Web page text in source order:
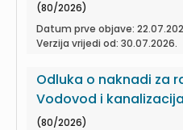
(80/2026)
Datum prve objave:
Verzija vrijedi od: 30.07.2026.
Odluka o naknadi za
Vodovod i
(80/2026)